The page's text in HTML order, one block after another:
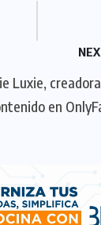
Luxie,
en